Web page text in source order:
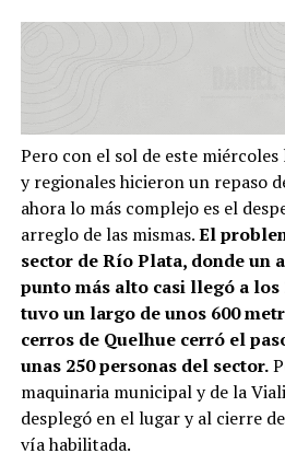
Pero con el sol de este
y regionales hicieron un repaso
ahora lo más complejo es el
arreglo de las mismas.El
sector de Río Plata, donde un
punto más alto casi llegó a
tuvo un largo de unos 600
cerros de Quelhue cerró el
unas 250 personas del sector.
maquinaria municipal y de la
desplegó en el lugar y al cierre
vía habilitada.